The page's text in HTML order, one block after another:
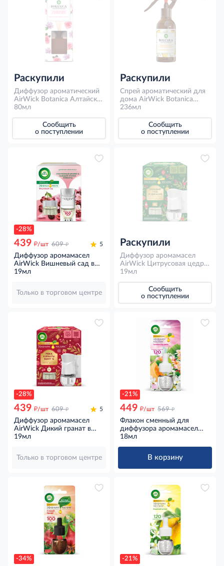
Раскупили
Диффузор ароматический
AirWick Botanica Алтайская
роза и луговые цветы,
80мл
Сообщить
о поступлении
Раскупили
Спрей ароматический для
дома AirWick Botanica
Свежий ананас и
236мл
Сообщить
о поступлении
-28%
439 д/шт 609 д 5
Диффузор аромамасел
AirWick Вишневый сад в
комплекте со сменным
19мл
Только в торговом центре
Раскупили
Диффузор аромамасел
AirWick Цитрусовая цедра
в комплекте со сменным
19мл
Сообщить
о поступлении
-28%
439 д/шт 609 д 5
Диффузор аромамасел
AirWick Дикий гранат в
комплекте со сменным
19мл
Только в торговом центре
-21%
449 д/шт 569 д
Флакон сменный для
диффузора аромамасел
AirWick Тропический букет,
18мл
В корзину
-34% -21%